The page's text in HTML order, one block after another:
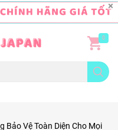
0
Bảo Vệ Toàn Diện Cho Mọi